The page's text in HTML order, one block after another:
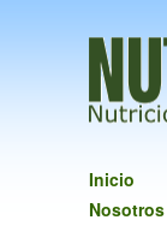
Inicio
Nosotros